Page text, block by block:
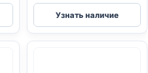
Gourmet
Gold
ж/
Узнать наличие